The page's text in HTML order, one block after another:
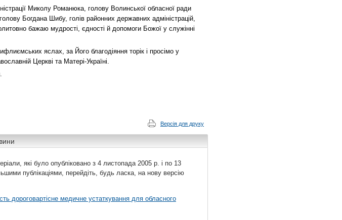
Миколу Романюка, голову Волинської обласної ради
Богдана Шибу, голів районних державних адміністрацій,
бажаю мудрості, єдності й допомоги Божої у служінні
яслах, за Його благодіяння торік і просімо у
Церкві та Матері-Україні.
Версія для друку
які було опубліковано з 4 листопада 2005 р. і по 13
публікаціями, перейдіть, будь ласка, на нову версію
дороговартісне медичне устаткування для обласного